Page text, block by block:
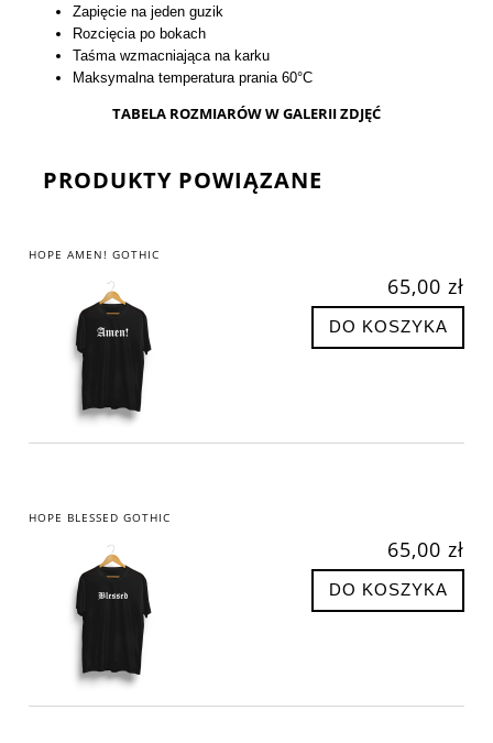
Zapięcie na jeden guzik
Rozcięcia po bokach
Taśma wzmacniająca na karku
Maksymalna temperatura prania 60°C
TABELA ROZMIARÓW W GALERII ZDJĘĆ
PRODUKTY POWIĄZANE
HOPE AMEN! GOTHIC
65,00 zł
DO KOSZYKA
HOPE BLESSED GOTHIC
65,00 zł
DO KOSZYKA